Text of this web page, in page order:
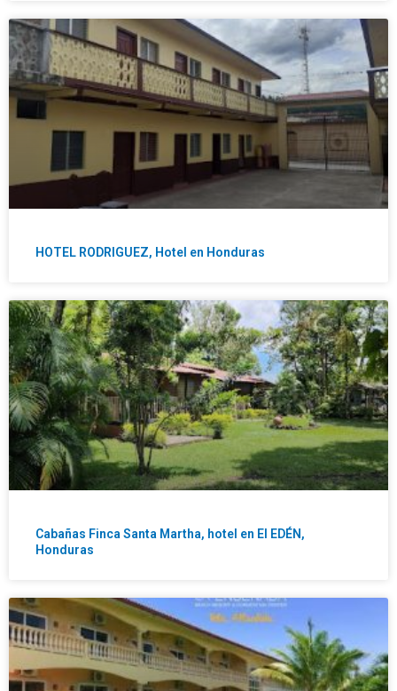
HOTEL RODRIGUEZ, Hotel en Honduras
Cabañas Finca Santa Martha, hotel en El EDÉN,
Honduras